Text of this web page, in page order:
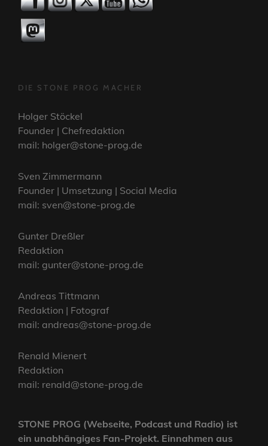
DIE STONE PROG MACHER
Holger Stöckel
Founder | Chefredaktion
mail: holger@stone-prog.de
Sven Zimmermann
Founder | Umsetzung | Social Media
mail: sven@stone-prog.de
Gunter Dreßler
Redaktion
mail: gunter@stone-prog.de
Andreas Tittmann
Redaktion | Fotograf
mail: andreas@stone-prog.de
Renald Mienert
Redaktion
mail: renald@stone-prog.de
STONE PROG (Webseite, Podcast und Radio) ist
ein unabhängiges Fan-Projekt. Einnahmen aus